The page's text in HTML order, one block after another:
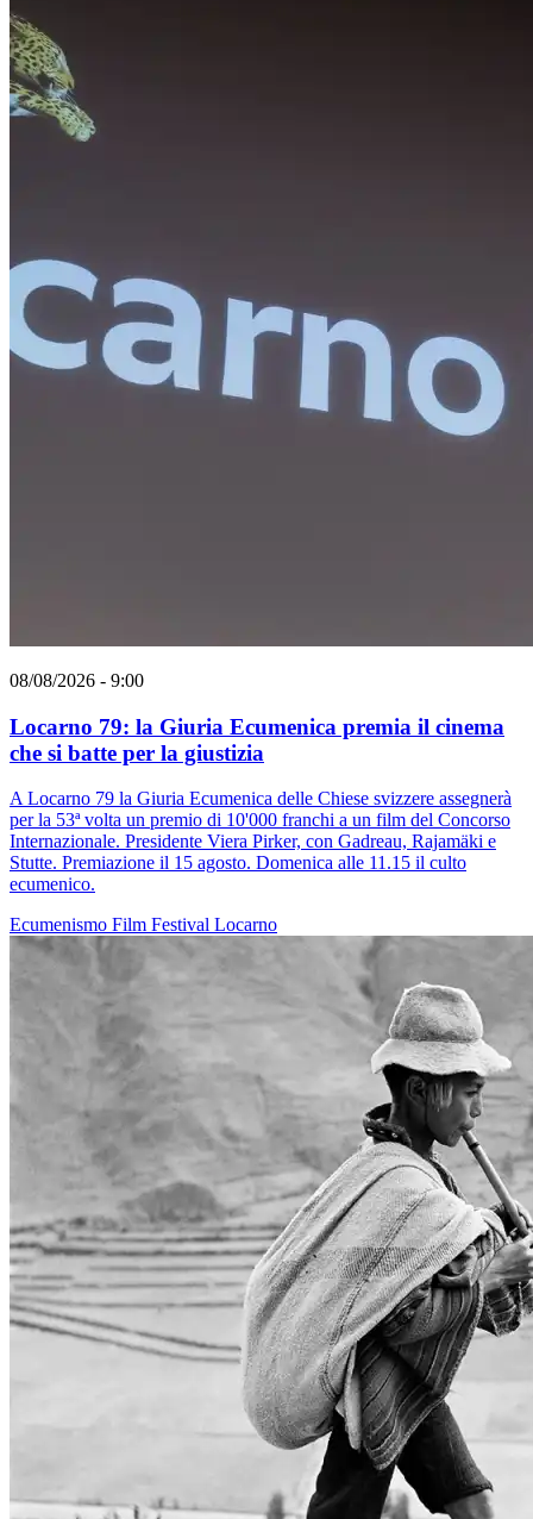
08/08/2026 - 9:00
Locarno 79: la Giuria Ecumenica premia il cinema
che si batte per la giustizia
A Locarno 79 la Giuria Ecumenica delle Chiese svizzere assegnerà
per la 53ª volta un premio di 10'000 franchi a un film del Concorso
Internazionale. Presidente Viera Pirker, con Gadreau, Rajamäki e
Stutte. Premiazione il 15 agosto. Domenica alle 11.15 il culto
ecumenico.
Ecumenismo Film Festival Locarno